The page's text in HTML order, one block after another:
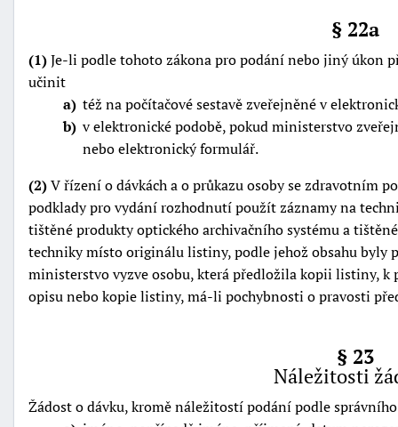
§ 22a
(1)Je-li podle tohoto zákona pro podání nebo jiný úkon
učinit
a též na počítačové sestavě zveřejněné v
b v elektronické podobě, pokud ministerstvo
nebo elektronický formulář.
(2)V řízení o dávkách a o průkazu osoby se zdravotním
podklady pro vydání rozhodnutí použít záznamy na
tištěné produkty optického archivačního systému a
techniky místo originálu listiny, podle jehož obsahu byly
ministerstvo vyzve osobu, která předložila kopii listiny,
opisu nebo kopie listiny, má-li pochybnosti o pravosti
§ 23
Náležitosti
Žádost o dávku, kromě náležitostí podání podle